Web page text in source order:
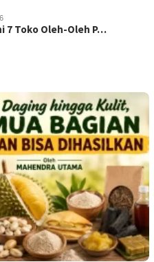
7 Toko Oleh-Oleh P…